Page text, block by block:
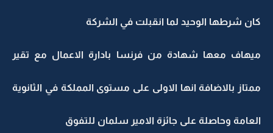
كان شرطها الوحيد لما انقبلت في الشركة
ميهاف معها شهادة من فرنسا بادارة الاعمال مع تقير
ممتاز بالاضافة انها الاولى على مستوى المملكة في الثانوية
العامة وحاصلة على جائزة الامير سلمان للتفوق